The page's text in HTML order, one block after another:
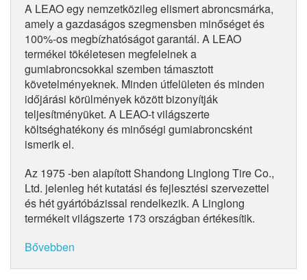
A LEAO egy nemzetközileg elismert abroncsmárka,
amely a gazdaságos szegmensben minőséget és
100%-os megbízhatóságot garantál. A LEAO
termékei tökéletesen megfelelnek a
gumiabroncsokkal szemben támasztott
követelményeknek. Minden útfelületen és minden
időjárási körülmények között bizonyítják
teljesítményüket. A LEAO-t világszerte
költséghatékony és minőségi gumiabroncsként
ismerik el.
Az 1975 -ben alapított Shandong Linglong Tire Co.,
Ltd. jelenleg hét kutatási és fejlesztési szervezettel
és hét gyártóbázissal rendelkezik. A Linglong
termékeit világszerte 173 országban értékesítik.
Bővebben